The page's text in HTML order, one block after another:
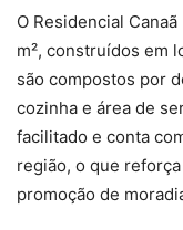
O Residencial
m², construídos em
são compostos por
cozinha e área de
facilitado e conta
região, o que
promoção de